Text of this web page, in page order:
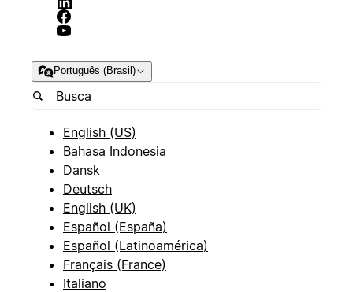
Português (Brasil)
English (US)
Bahasa Indonesia
Dansk
Deutsch
English (UK)
Español (España)
Español (Latinoamérica)
Français (France)
Italiano